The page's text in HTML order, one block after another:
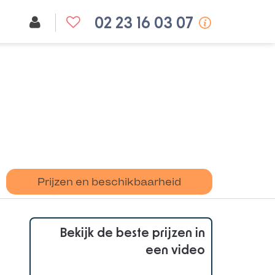
02 23 16 03 07
Prijzen en beschikbaarheid
Bekijk de beste prijzen in
een video